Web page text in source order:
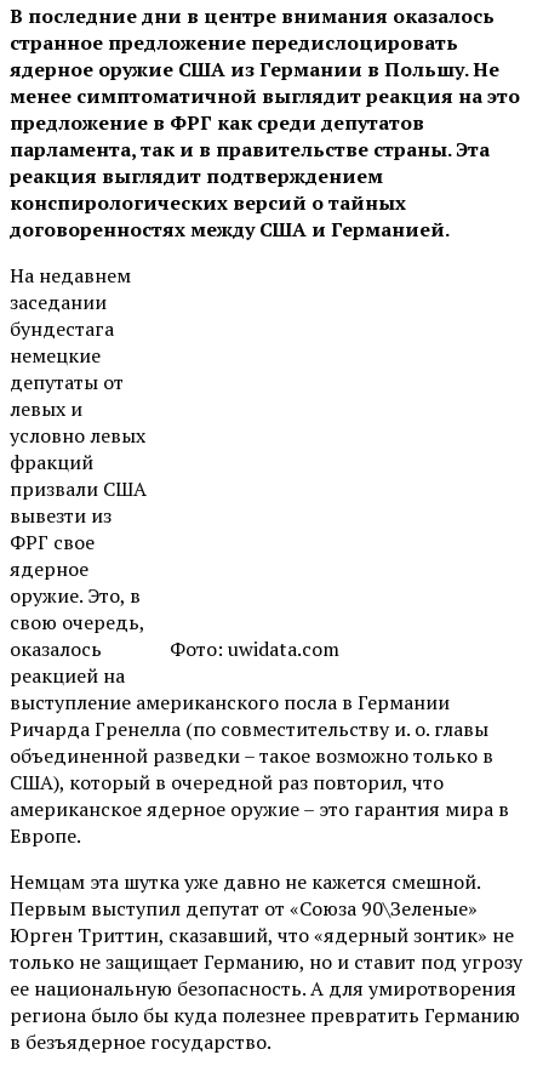
В последние дни в центре внимания оказалось
странное предложение передислоцировать
ядерное оружие США из Германии в Польшу. Не
менее симптоматичной выглядит реакция на это
предложение в ФРГ как среди депутатов
парламента, так и в правительстве страны. Эта
реакция выглядит подтверждением
конспирологических версий о тайных
договоренностях между США и Германией.
Фото: uwidata.com
На недавнем
заседании
бундестага
немецкие
депутаты от
левых и
условно левых
фракций
призвали США
вывезти из
ФРГ свое
ядерное
оружие. Это, в
свою очередь,
оказалось
реакцией на
выступление американского посла в Германии
Ричарда Гренелла (по совместительству и. о. главы
объединенной разведки – такое возможно только в
США), который в очередной раз повторил, что
американское ядерное оружие – это гарантия мира в
Европе.
Немцам эта шутка уже давно не кажется смешной.
Первым выступил депутат от «Союза 90\Зеленые»
Юрген Триттин, сказавший, что «ядерный зонтик» не
только не защищает Германию, но и ставит под угрозу
ее национальную безопасность. А для умиротворения
региона было бы куда полезнее превратить Германию
в безъядерное государство.